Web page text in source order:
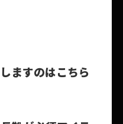
ますのはこちら